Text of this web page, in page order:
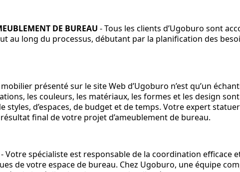
DE BUREAU - Tous les clients d’Ugoburo sont
au long du processus, débutant par la planification des
mobilier présenté sur le site Web d’Ugoburo n’est qu’un
les couleurs, les matériaux, les formes et les design
d’espaces, de budget et de temps. Votre expert
final de votre projet d’ameublement de bureau.
- Votre spécialiste est responsable de la coordination efficace
de votre espace de bureau. Chez Ugoburo, une équipe